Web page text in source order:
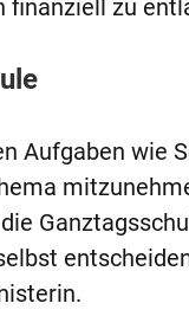
finanziell zu
Aufgaben wie